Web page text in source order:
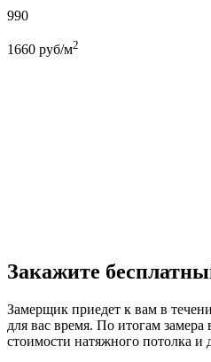
990
1660 руб/м2
Закажите
Замерщик приедет к вам в
для вас время. По итогам замера
стоимости натяжного потолка и